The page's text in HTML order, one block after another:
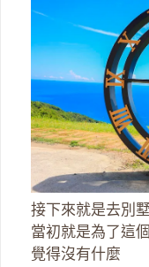
接下來就是去別
當初就是為了這
覺得沒有什麼